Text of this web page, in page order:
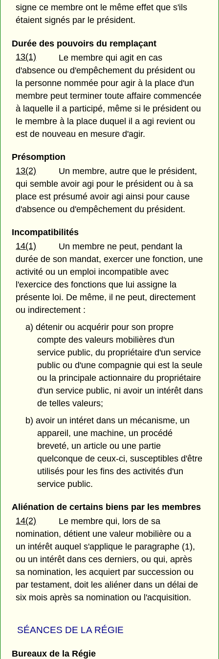
signe ce membre ont le même effet que s'ils
étaient signés par le président.
Durée des pouvoirs du remplaçant
13(1)
Le membre qui agit en cas
d'absence ou d'empêchement du président ou
la personne nommée pour agir à la place d'un
membre peut terminer toute affaire commencée
à laquelle il a participé, même si le président ou
le membre à la place duquel il a agi revient ou
est de nouveau en mesure d'agir.
Présomption
13(2)
Un membre, autre que le président,
qui semble avoir agi pour le président ou à sa
place est présumé avoir agi ainsi pour cause
d'absence ou d'empêchement du président.
Incompatibilités
14(1)
Un membre ne peut, pendant la
durée de son mandat, exercer une fonction, une
activité ou un emploi incompatible avec
l'exercice des fonctions que lui assigne la
présente loi. De même, il ne peut, directement
ou indirectement :
a) détenir ou acquérir pour son propre
compte des valeurs mobilières d'un
service public, du propriétaire d'un service
public ou d'une compagnie qui est la seule
ou la principale actionnaire du propriétaire
d'un service public, ni avoir un intérêt dans
de telles valeurs;
b) avoir un intéret dans un mécanisme, un
appareil, une machine, un procédé
breveté, un article ou une partie
quelconque de ceux-ci, susceptibles d'être
utilisés pour les fins des activités d'un
service public.
Aliénation de certains biens par les membres
14(2)
Le membre qui, lors de sa
nomination, détient une valeur mobilière ou a
un intérêt auquel s'applique le paragraphe (1),
ou un intérêt dans ces derniers, ou qui, après
sa nomination, les acquiert par succession ou
par testament, doit les aliéner dans un délai de
six mois après sa nomination ou l'acquisition.
SÉANCES DE LA RÉGIE
Bureaux de la Régie